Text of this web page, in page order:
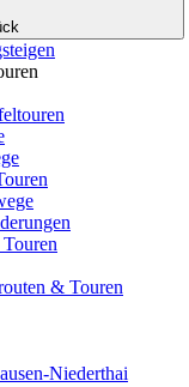
& Touren
Niederthai